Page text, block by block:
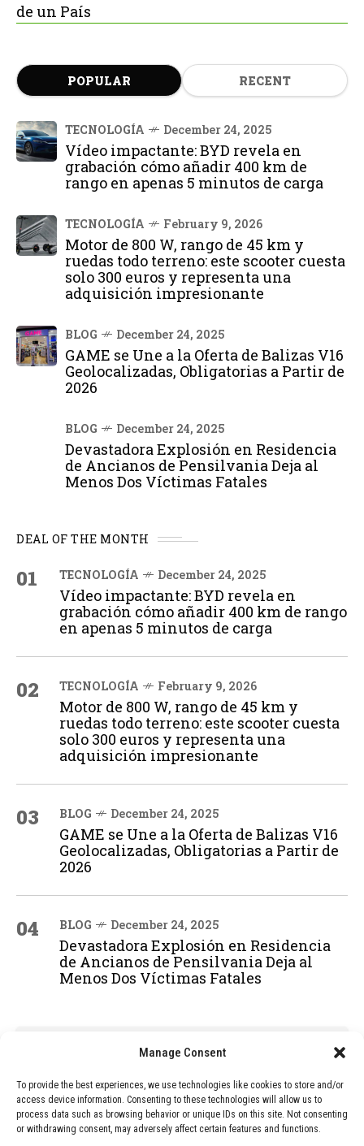
Manage Consent
To provide the best experiences, we use technologies like cookies to store and/or
access device information. Consenting to these technologies will allow us to
process data such as browsing behavior or unique IDs on this site. Not consenting
or withdrawing consent, may adversely affect certain features and functions.
de un País
POPULAR RECENT
TECNOLOGÍA December 24, 2025
Vídeo impactante: BYD revela en
grabación cómo añadir 400 km de
rango en apenas 5 minutos de carga
TECNOLOGÍA February 9, 2026
Motor de 800 W, rango de 45 km y
ruedas todo terreno: este scooter cuesta
solo 300 euros y representa una
adquisición impresionante
BLOG December 24, 2025
GAME se Une a la Oferta de Balizas V16
Geolocalizadas, Obligatorias a Partir de
2026
BLOG December 24, 2025
Devastadora Explosión en Residencia
de Ancianos de Pensilvania Deja al
Menos Dos Víctimas Fatales
DEAL OF THE MONTH
01 TECNOLOGÍA December 24, 2025
Vídeo impactante: BYD revela en
grabación cómo añadir 400 km de rango
en apenas 5 minutos de carga
02 TECNOLOGÍA February 9, 2026
Motor de 800 W, rango de 45 km y
ruedas todo terreno: este scooter cuesta
solo 300 euros y representa una
adquisición impresionante
03 BLOG December 24, 2025
GAME se Une a la Oferta de Balizas V16
Geolocalizadas, Obligatorias a Partir de
2026
04 BLOG December 24, 2025
Devastadora Explosión en Residencia
de Ancianos de Pensilvania Deja al
Menos Dos Víctimas Fatales